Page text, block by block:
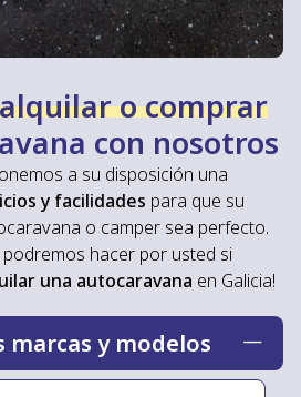
alquilar o comprar
con nosotros
a su disposición una
y facilidades para que su
o camper sea perfecto.
hacer por usted si
una autocaravana en Galicia!
marcas y modelos